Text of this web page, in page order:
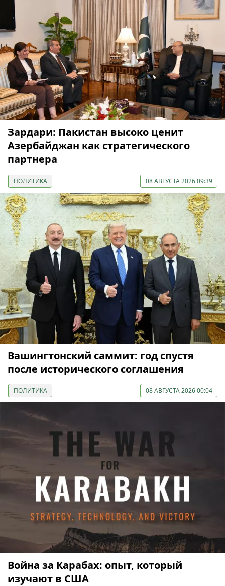
Зардари: Пакистан высоко ценит
Азербайджан как стратегического
партнера
ПОЛИТИКА 08 АВГУСТА 2026 09:39
Вашингтонский саммит: год спустя
после исторического соглашения
ПОЛИТИКА 08 АВГУСТА 2026 00:04
Война за Карабах: опыт, который
изучают в США